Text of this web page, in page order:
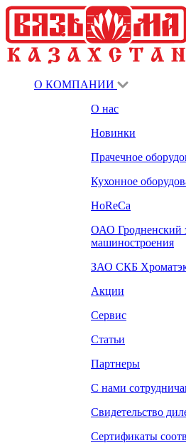
О КОМПАНИИ
О нас
Новинки
Прачечное
Кухонное
HoReCa
ОАО Гродненский
машиностроения
ЗАО СКБ
Акции
Сервис
Статьи
Партнеры
С нами
Свидетельство
Сертификаты